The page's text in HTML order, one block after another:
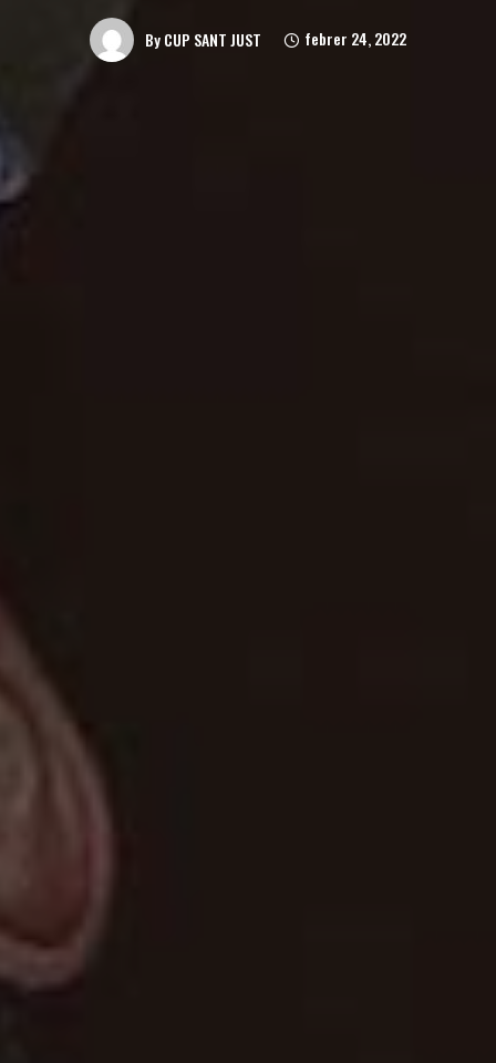
ByCUP SANT JUST febrer 24, 2022